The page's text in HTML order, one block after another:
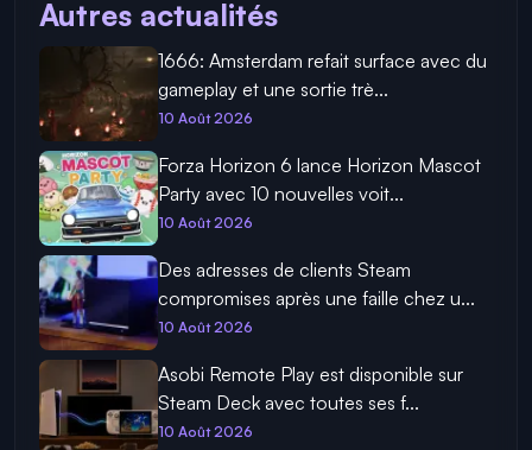
Autres actualités
1666: Amsterdam refait surface avec du
gameplay et une sortie trè...
10 Août 2026
Forza Horizon 6 lance Horizon Mascot
Party avec 10 nouvelles voit...
10 Août 2026
Des adresses de clients Steam
compromises après une faille chez u...
10 Août 2026
Asobi Remote Play est disponible sur
Steam Deck avec toutes ses f...
10 Août 2026